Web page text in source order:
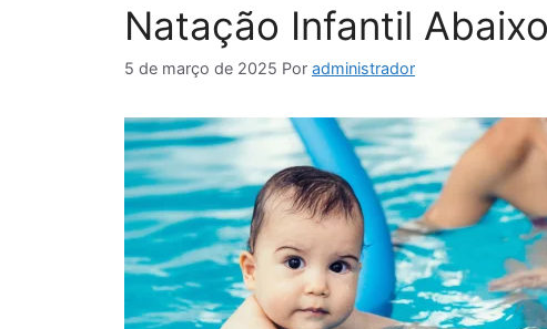
Natação Infantil
5 de março de 2025 Por administrador